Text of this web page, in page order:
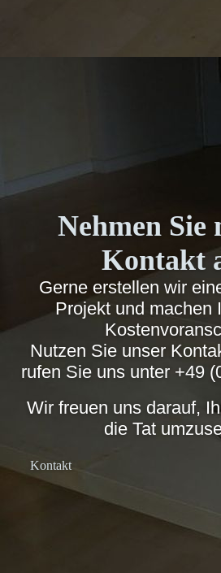
Nehmen Sie
Kontakt
Gerne erstellen wir
Projekt und machen
Nutzen Sie unser
rufen Sie uns unter +49
Wir freuen uns darauf,
die Tat
Kontakt